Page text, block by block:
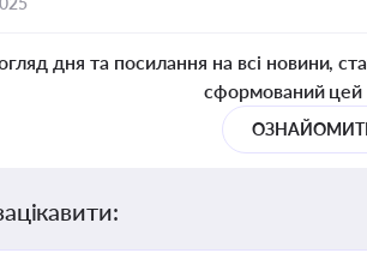
дня та посилання на всі новини,
сформований цей